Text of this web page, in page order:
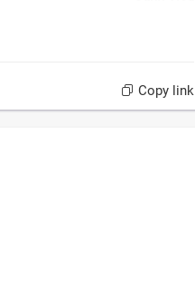
Copy link